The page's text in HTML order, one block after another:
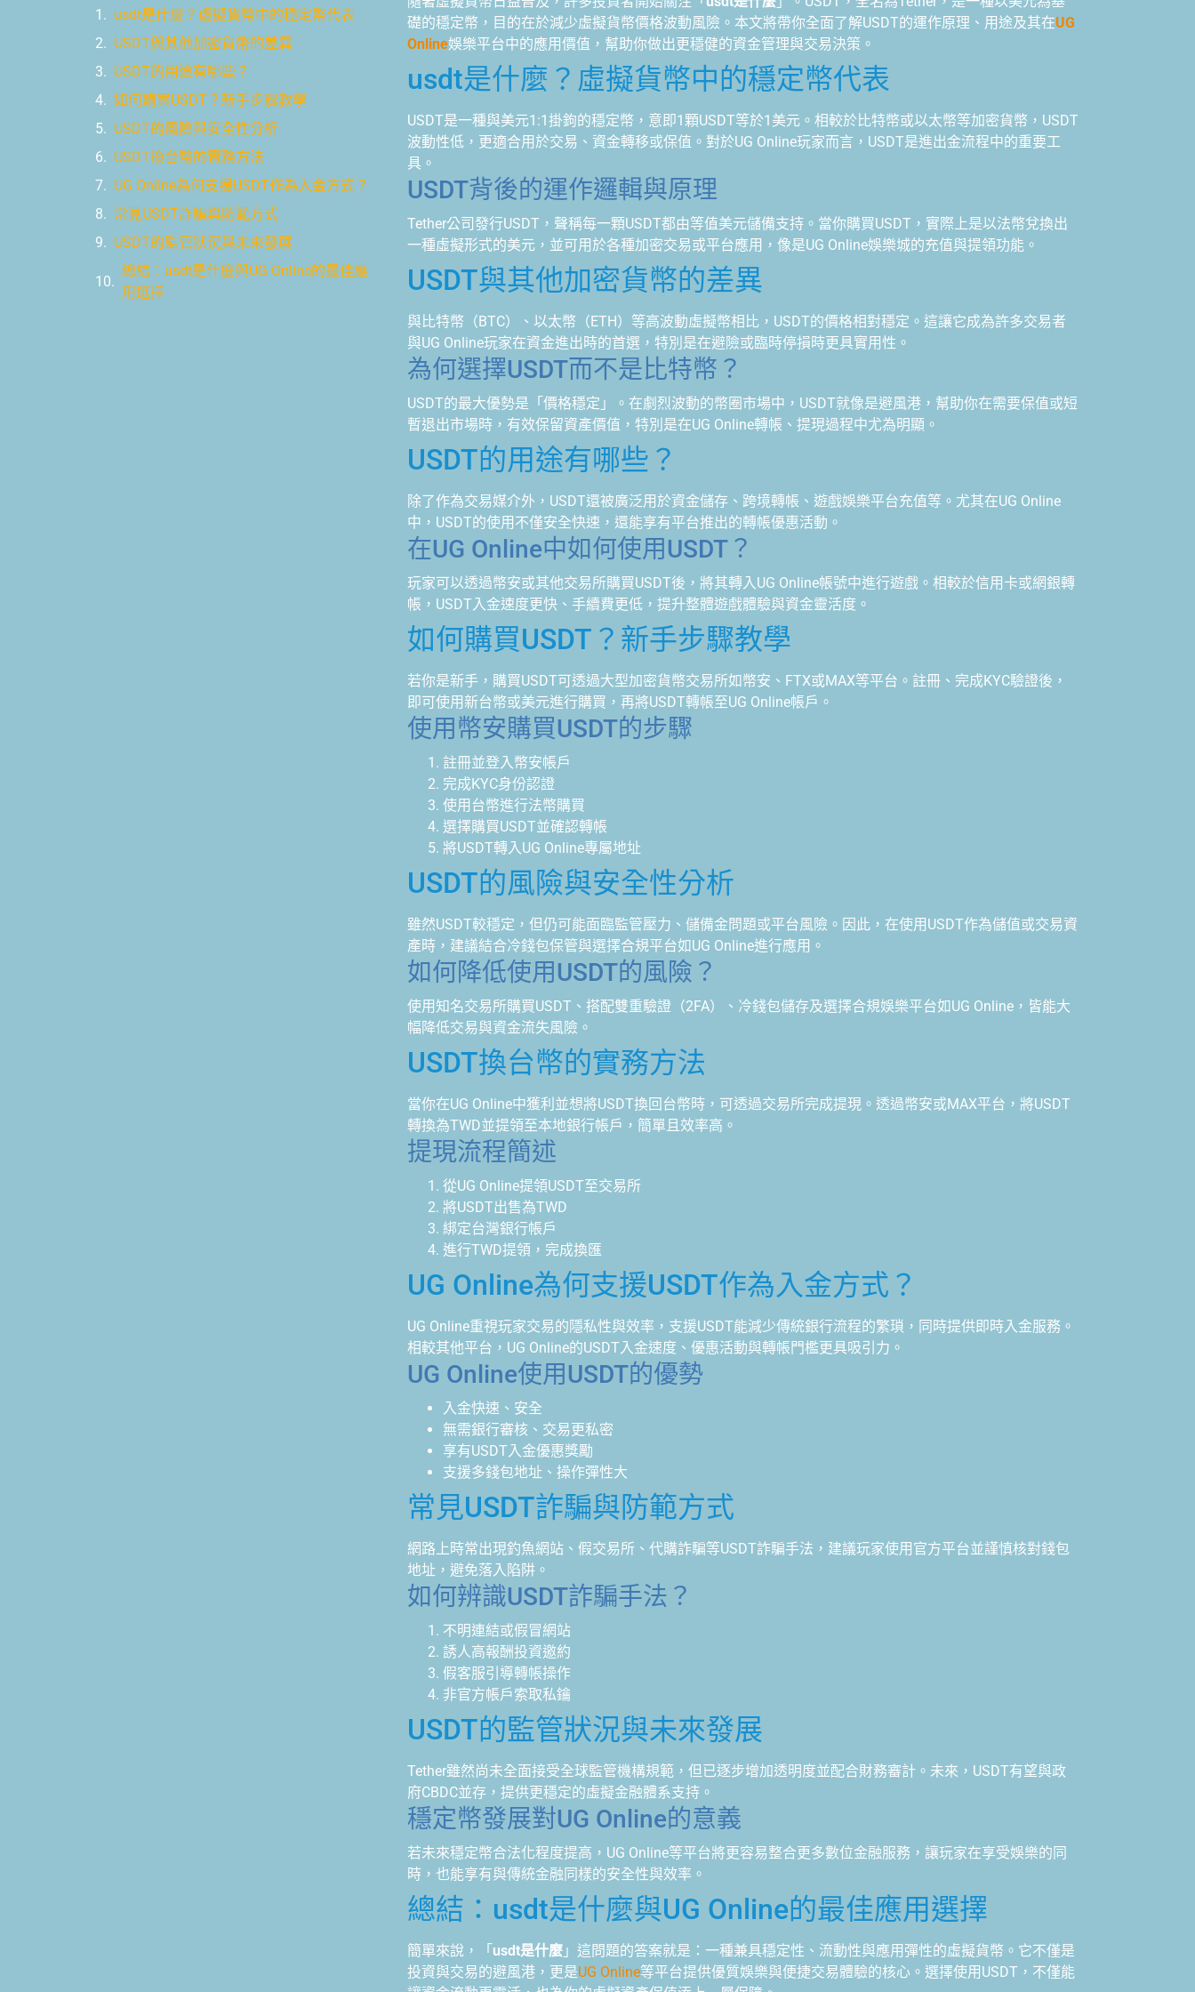
usdt是什麼？虛擬貨幣中的穩定幣代表
USDT與其他加密貨幣的差異
USDT的用途有哪些？
如何購買USDT？新手步驟教學
USDT的風險與安全性分析
USDT換台幣的實務方法
UG Online為何支援USDT作為入金方式？
常見USDT詐騙與防範方式
USDT的監管狀況與未來發展
總結：usdt是什麼與UG Online的最佳應
用選擇
礎的穩定幣，目的在於減少虛擬貨幣價格波動風險。本文將帶你全面了解USDT的運作原理、用途及其在UG
Online娛樂平台中的應用價值，幫助你做出更穩健的資金管理與交易決策。
usdt是什麼？虛擬貨幣中的穩定幣代表
USDT是一種與美元1:1掛鉤的穩定幣，意即1顆USDT等於1美元。相較於比特幣或以太幣等加密貨幣，USDT
波動性低，更適合用於交易、資金轉移或保值。對於UG Online玩家而言，USDT是進出金流程中的重要工
具。
USDT背後的運作邏輯與原理
Tether公司發行USDT，聲稱每一顆USDT都由等值美元儲備支持。當你購買USDT，實際上是以法幣兌換出
一種虛擬形式的美元，並可用於各種加密交易或平台應用，像是UG Online娛樂城的充值與提領功能。
USDT與其他加密貨幣的差異
與比特幣（BTC）、以太幣（ETH）等高波動虛擬幣相比，USDT的價格相對穩定。這讓它成為許多交易者
與UG Online玩家在資金進出時的首選，特別是在避險或臨時停損時更具實用性。
為何選擇USDT而不是比特幣？
USDT的最大優勢是「價格穩定」。在劇烈波動的幣圈市場中，USDT就像是避風港，幫助你在需要保值或短
暫退出市場時，有效保留資產價值，特別是在UG Online轉帳、提現過程中尤為明顯。
USDT的用途有哪些？
除了作為交易媒介外，USDT還被廣泛用於資金儲存、跨境轉帳、遊戲娛樂平台充值等。尤其在UG Online
中，USDT的使用不僅安全快速，還能享有平台推出的轉帳優惠活動。
在UG Online中如何使用USDT？
玩家可以透過幣安或其他交易所購買USDT後，將其轉入UG Online帳號中進行遊戲。相較於信用卡或網銀轉
帳，USDT入金速度更快、手續費更低，提升整體遊戲體驗與資金靈活度。
如何購買USDT？新手步驟教學
若你是新手，購買USDT可透過大型加密貨幣交易所如幣安、FTX或MAX等平台。註冊、完成KYC驗證後，
即可使用新台幣或美元進行購買，再將USDT轉帳至UG Online帳戶。
使用幣安購買USDT的步驟
註冊並登入幣安帳戶
完成KYC身份認證
使用台幣進行法幣購買
選擇購買USDT並確認轉帳
將USDT轉入UG Online專屬地址
USDT的風險與安全性分析
雖然USDT較穩定，但仍可能面臨監管壓力、儲備金問題或平台風險。因此，在使用USDT作為儲值或交易資
產時，建議結合冷錢包保管與選擇合規平台如UG Online進行應用。
如何降低使用USDT的風險？
使用知名交易所購買USDT、搭配雙重驗證（2FA）、冷錢包儲存及選擇合規娛樂平台如UG Online，皆能大
幅降低交易與資金流失風險。
USDT換台幣的實務方法
當你在UG Online中獲利並想將USDT換回台幣時，可透過交易所完成提現。透過幣安或MAX平台，將USDT
轉換為TWD並提領至本地銀行帳戶，簡單且效率高。
提現流程簡述
從UG Online提領USDT至交易所
將USDT出售為TWD
綁定台灣銀行帳戶
進行TWD提領，完成換匯
UG Online為何支援USDT作為入金方式？
UG Online重視玩家交易的隱私性與效率，支援USDT能減少傳統銀行流程的繁瑣，同時提供即時入金服務。
相較其他平台，UG Online的USDT入金速度、優惠活動與轉帳門檻更具吸引力。
UG Online使用USDT的優勢
入金快速、安全
無需銀行審核、交易更私密
享有USDT入金優惠獎勵
支援多錢包地址、操作彈性大
常見USDT詐騙與防範方式
網路上時常出現釣魚網站、假交易所、代購詐騙等USDT詐騙手法，建議玩家使用官方平台並謹慎核對錢包
地址，避免落入陷阱。
如何辨識USDT詐騙手法？
不明連結或假冒網站
誘人高報酬投資邀約
假客服引導轉帳操作
非官方帳戶索取私鑰
USDT的監管狀況與未來發展
Tether雖然尚未全面接受全球監管機構規範，但已逐步增加透明度並配合財務審計。未來，USDT有望與政
府CBDC並存，提供更穩定的虛擬金融體系支持。
穩定幣發展對UG Online的意義
若未來穩定幣合法化程度提高，UG Online等平台將更容易整合更多數位金融服務，讓玩家在享受娛樂的同
時，也能享有與傳統金融同樣的安全性與效率。
總結：usdt是什麼與UG Online的最佳應用選擇
簡單來說，「 usdt是什麼 」這問題的答案就是：一種兼具穩定性、流動性與應用彈性的虛擬貨幣。它不僅是
投資與交易的避風港，更是UG Online等平台提供優質娛樂與便捷交易體驗的核心。選擇使用USDT，不僅能